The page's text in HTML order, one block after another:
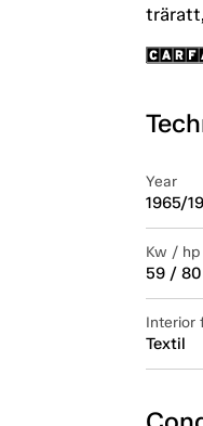
Year
1965/
Kw / hp
59 / 80
Interior
Textil